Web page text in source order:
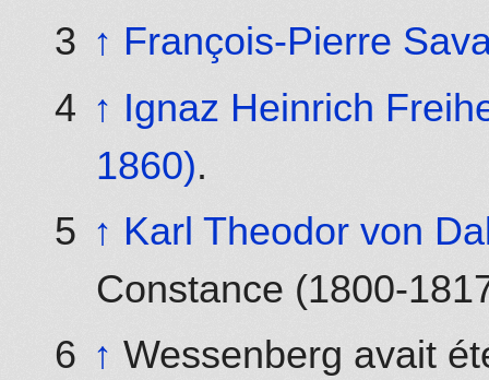
↑ François-Pierre
↑ Ignaz Heinrich
1860).
↑ Karl Theodor von
Constance (1800-
↑ Wessenberg avait